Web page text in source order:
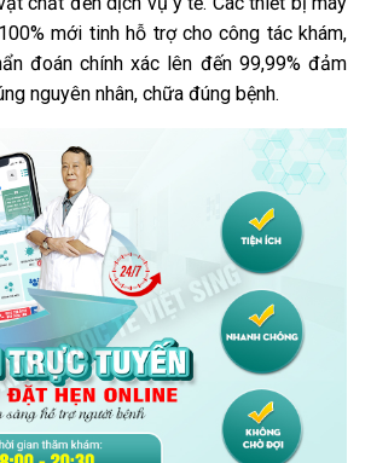
mới tinh hỗ trợ cho công tác khám,
đoán chính xác lên đến 99,99% đảm
nguyên nhân, chữa đúng bệnh.